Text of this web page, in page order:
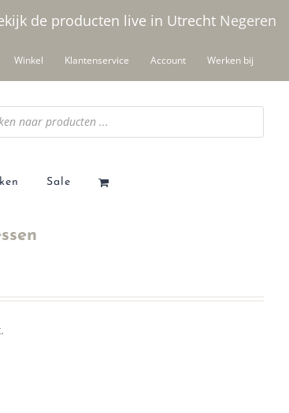
de producten live in Utrecht Negeren
Winkel Klantenservice Account Werken bij
Sale